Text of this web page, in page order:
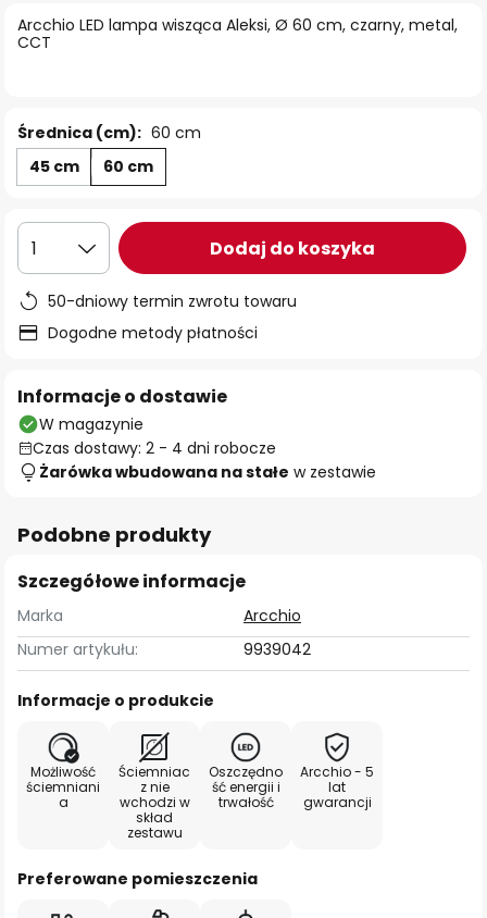
Arcchio LED lampa wisząca Aleksi, Ø 60 cm, czarny, metal,
CCT
Średnica (cm): 60 cm
45 cm
60 cm
1 Dodaj do koszyka
50-dniowy termin zwrotu towaru
Dogodne metody płatności
Informacje o dostawie
W magazynie
Czas dostawy: 2 - 4 dni robocze
Żarówka wbudowana na stałe w zestawie
Podobne produkty
Szczegółowe informacje
Marka
Arcchio
Numer artykułu:
9939042
Informacje o produkcie
Możliwość
ściemniani
a
Ściemniac
z nie
wchodzi w
skład
zestawu
Oszczędno
ść energii i
trwałość
Arcchio - 5
lat
gwarancji
Preferowane pomieszczenia